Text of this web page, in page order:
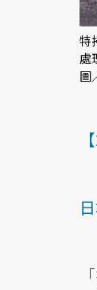
特
處
圖